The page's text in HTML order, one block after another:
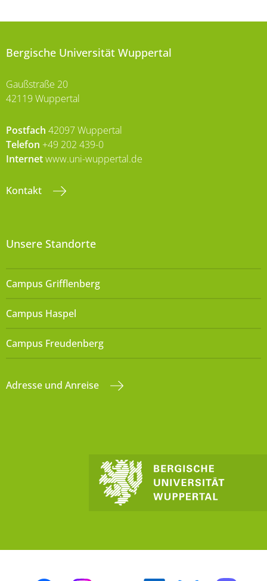
Bergische Universität Wuppertal
Gaußstraße 20
42119 Wuppertal
Postfach 42097 Wuppertal
Telefon +49 202 439-0
Internetwww.uni-wuppertal.de
Kontakt
Unsere Standorte
Campus Grifflenberg
Campus Haspel
Campus Freudenberg
Adresse und Anreise